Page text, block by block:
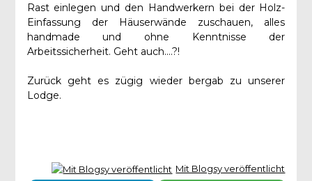
Rast einlegen und den Handwerkern bei der Holz-
Einfassung der Häuserwände zuschauen, alles
handmade und ohne Kenntnisse der
Arbeitssicherheit. Geht auch….?!
Zurück geht es zügig wieder bergab zu unserer
Lodge.
Mit Blogsy veröffentlicht